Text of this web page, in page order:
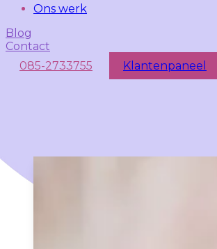
Ons werk
Blog
Contact
085-2733755
Klantenpaneel